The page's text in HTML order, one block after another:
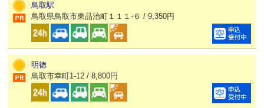
鳥取駅
鳥取県鳥取市東品治町１１１-６ / 9,350円
明徳
鳥取市幸町1-12 / 8,800円